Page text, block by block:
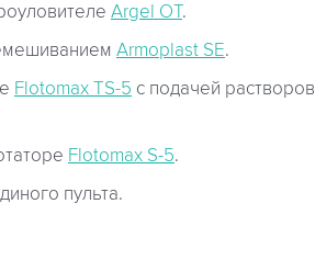
Argel OT.
Armoplast SE.
Flotomax TS-5 с подачей растворов
Flotomax S-5.
пульта.